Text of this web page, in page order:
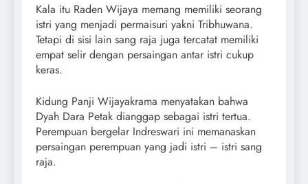
Kala itu Raden Wijaya memang memiliki seorang
istri yang menjadi permaisuri yakni Tribhuwana.
Tetapi di sisi lain sang raja juga tercatat memiliki
empat selir dengan persaingan antar istri cukup
keras.
Kidung Panji Wijayakrama menyatakan bahwa
Dyah Dara Petak dianggap sebagai istri tertua.
Perempuan bergelar Indreswari ini memanaskan
persaingan perempuan yang jadi istri – istri sang
raja.